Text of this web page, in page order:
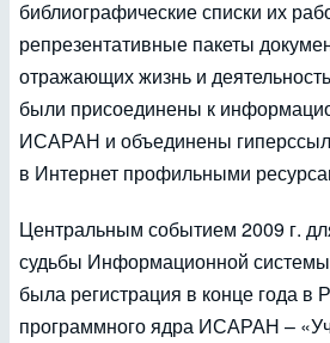
библиографические списки их
репрезентативные пакеты
отражающих жизнь и
были присоединены к
ИСАРАН и объединены
в Интернет профильными
Центральным событием 2009 г.
судьбы Информационной
была регистрация в конце года в
программного ядра ИСАРАН –